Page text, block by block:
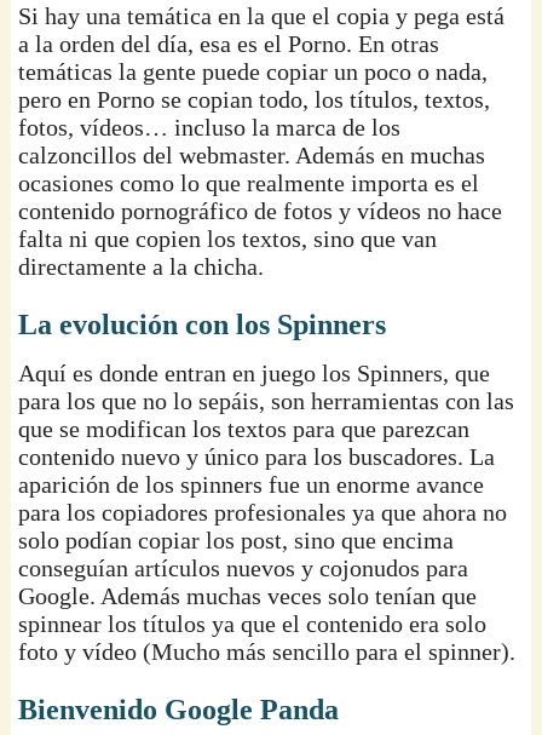
Si hay una temática en la que el copia y pega está
a la orden del día, esa es el Porno. En otras
temáticas la gente puede copiar un poco o nada,
pero en Porno se copian todo, los títulos, textos,
fotos, vídeos… incluso la marca de los
calzoncillos del webmaster. Además en muchas
ocasiones como lo que realmente importa es el
contenido pornográfico de fotos y vídeos no hace
falta ni que copien los textos, sino que van
directamente a la chicha.
La evolución con los Spinners
Aquí es donde entran en juego los Spinners, que
para los que no lo sepáis, son herramientas con las
que se modifican los textos para que parezcan
contenido nuevo y único para los buscadores. La
aparición de los spinners fue un enorme avance
para los copiadores profesionales ya que ahora no
solo podían copiar los post, sino que encima
conseguían artículos nuevos y cojonudos para
Google. Además muchas veces solo tenían que
spinnear los títulos ya que el contenido era solo
foto y vídeo (Mucho más sencillo para el spinner).
Bienvenido Google Panda